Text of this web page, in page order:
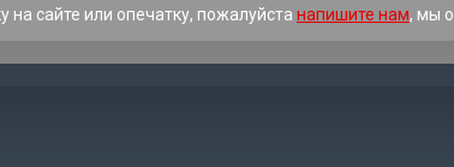
сайте или опечатку, пожалуйста напишите нам, мы